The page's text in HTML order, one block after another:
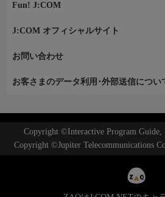
Fun! J:COM
J:COM オフィシャルサイト
お問い合わせ
お客さまのデータ利用･外部送信につい
Copyright ©Interactive Program Guide,
Copyright ©Jupiter Telecommunications